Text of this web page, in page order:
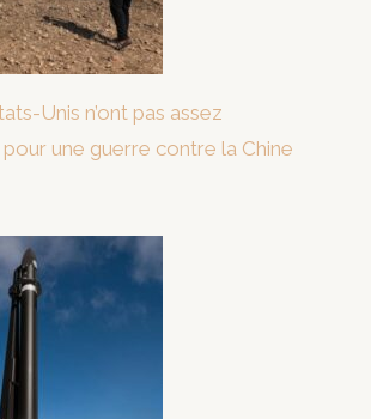
Unis n’ont pas assez
pour une guerre contre la Chine